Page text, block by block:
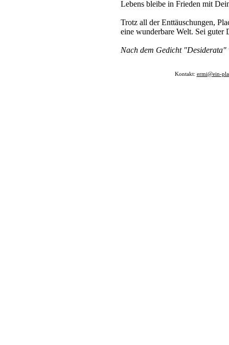
Lebens bleibe in Frieden mit
Trotz all der Enttäuschungen,
eine wunderbare Welt. Sei guter
Nach dem Gedicht
Kontakt: ermi@ein-